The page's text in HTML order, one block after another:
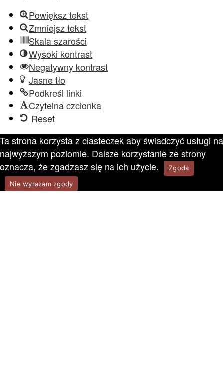
Powiększ tekst
Zmniejsz tekst
Skala szarości
Wysoki kontrast
Negatywny kontrast
Jasne tło
Podkreśl linki
Czytelna czcionka
Reset
Ta strona korzysta z ciasteczek aby świadczyć usługi na
najwyższym poziomie. Dalsze korzystanie ze strony
oznacza, że zgadzasz się na ich użycie.
Zgoda
Nie wyrażam zgody